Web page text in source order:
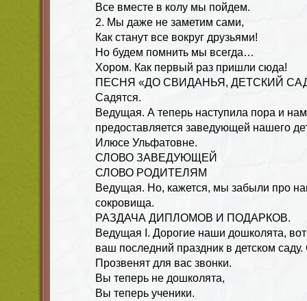
Все вместе в колу мы пойдем.
2. Мы даже не заметим сами,
Как станут все вокруг друзьями!
Но будем помнить мы всегда…
Хором. Как первый раз пришли сюда!
ПЕСНЯ «ДО СВИДАНЬЯ, ДЕТСКИЙ
Садятся.
Ведущая. А теперь наступила пора и
предоставляется заведующей нашего
Илюсе Ульфатовне.
СЛОВО ЗАВЕДУЮЩЕЙ
СЛОВО РОДИТЕЛЯМ
Ведущая. Но, кажется, мы забыли про
сокровища.
РАЗДАЧА ДИПЛОМОВ И ПОДАРКОВ.
Ведущая I. Дорогие наши дошколята, вот
ваш последний праздник в детском
Прозвенят для вас звонки.
Вы теперь не дошколята,
Вы теперь ученики.